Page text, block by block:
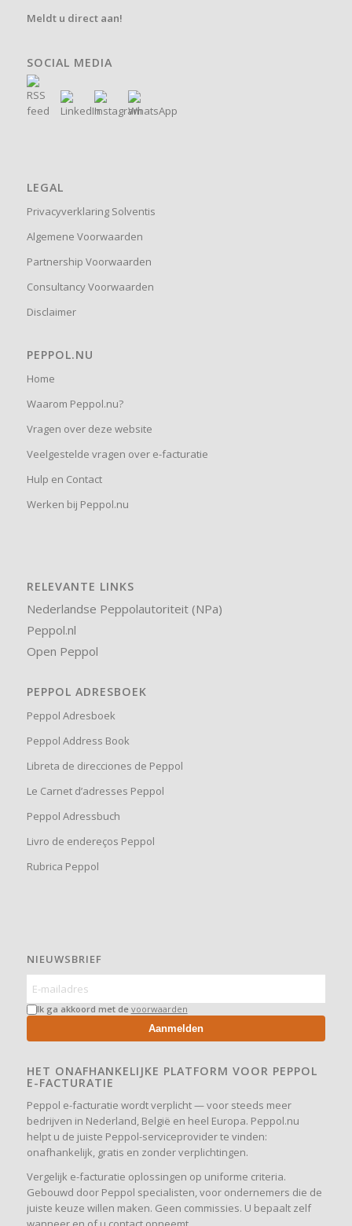
Meldt u direct aan!
SOCIAL MEDIA
LEGAL
Privacyverklaring Solventis
Algemene Voorwaarden
Partnership Voorwaarden
Consultancy Voorwaarden
Disclaimer
PEPPOL.NU
Home
Waarom Peppol.nu?
Vragen over deze website
Veelgestelde vragen over e-facturatie
Hulp en Contact
Werken bij Peppol.nu
RELEVANTE LINKS
Nederlandse Peppolautoriteit (NPa)
Peppol.nl
Open Peppol
PEPPOL ADRESBOEK
Peppol Adresboek
Peppol Address Book
Libreta de direcciones de Peppol
Le Carnet d’adresses Peppol
Peppol Adressbuch
Livro de endereços Peppol
Rubrica Peppol
NIEUWSBRIEF
Ik ga akkoord met de voorwaarden
Aanmelden
HET ONAFHANKELIJKE PLATFORM VOOR PEPPOL
E-FACTURATIE
Peppol e-facturatie wordt verplicht — voor steeds meer
bedrijven in Nederland, België en heel Europa. Peppol.nu
helpt u de juiste Peppol-serviceprovider te vinden:
onafhankelijk, gratis en zonder verplichtingen.
Vergelijk e-facturatie oplossingen op uniforme criteria.
Gebouwd door Peppol specialisten, voor ondernemers die de
juiste keuze willen maken. Geen commissies. U bepaalt zelf